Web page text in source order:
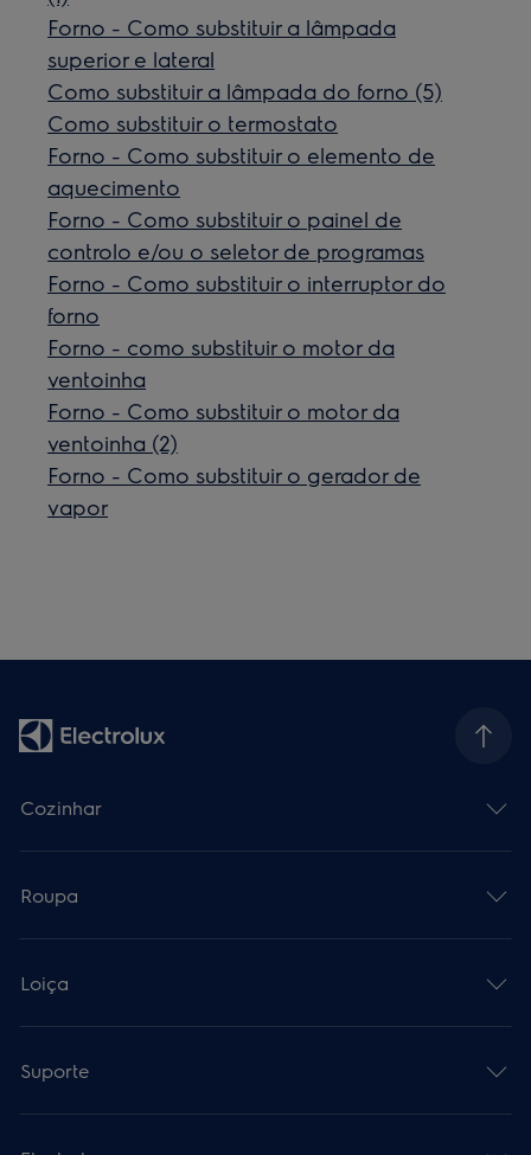
Forno - Como substituir a lâmpada
superior e lateral
Como substituir a lâmpada do forno (5)
Como substituir o termostato
Forno - Como substituir o elemento de
aquecimento
Forno - Como substituir o painel de
controlo e/ou o seletor de programas
Forno - Como substituir o interruptor do
forno
Forno - como substituir o motor da
ventoinha
Forno - Como substituir o motor da
ventoinha (2)
Forno - Como substituir o gerador de
vapor
Cozinhar
Roupa
Loiça
Suporte